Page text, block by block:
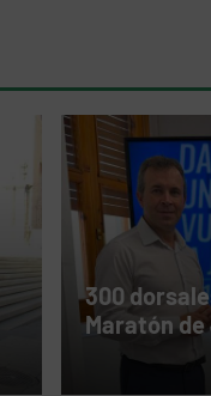
300
Maratón